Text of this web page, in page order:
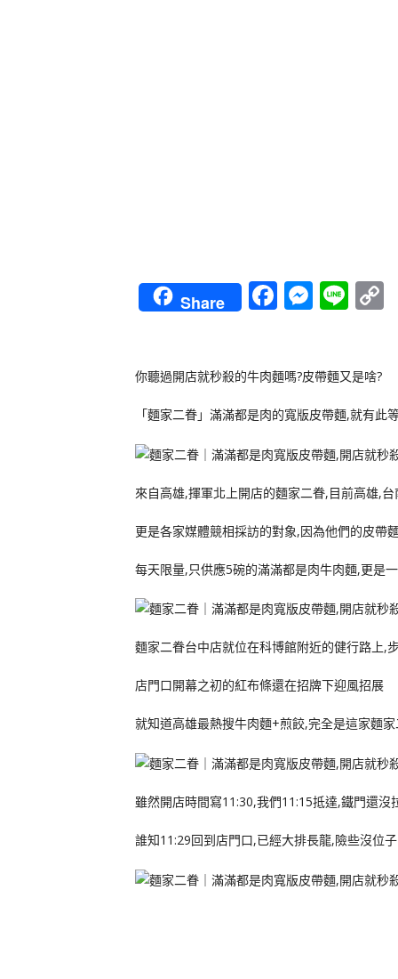
Share Facebook
Line
你聽過開店就秒殺的牛肉麵嗎?皮帶麵又是啥?
「麵家二眷」滿滿都是肉的寬版皮帶麵,就有此
來自高雄,揮軍北上開店的麵家二眷,目前高雄,
更是各家媒體競相採訪的對象,因為他們的皮帶
每天限量,只供應5碗的滿滿都是肉牛肉麵,更是
麵家二眷台中店就位在科博館附近的健行路上,
店門口開幕之初的紅布條還在招牌下迎風招展
就知道高雄最熱搜牛肉麵+煎餃,完全是這家麵
雖然開店時間寫11:30,我們11:15抵達,鐵門還沒
誰知11:29回到店門口,已經大排長龍,險些沒位